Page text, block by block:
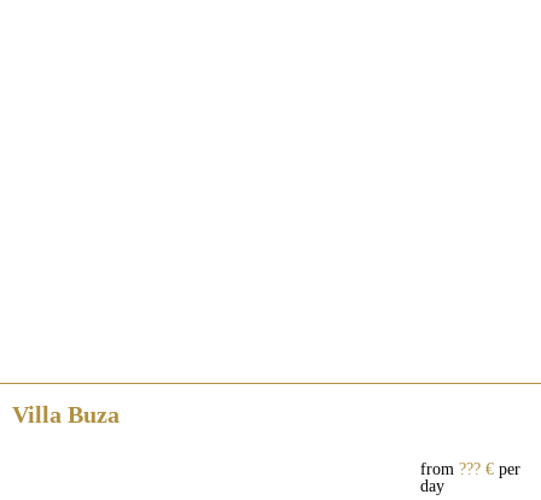
Villa Buza
from ??? €per
day